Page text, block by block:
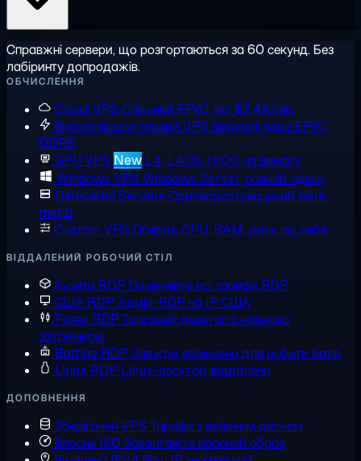
Справжні сервери, що розгортаються за 60 секунд. Без
лабіринту допродажів.
ОБЧИСЛЕННЯ
Cloud VPS Спільний EPYC, від $2,48/міс
Високопродуктивний VPS Виділені ядра EPYC,
DDR5
GPU VPS New L4, L40S, H100 на вимогу
Windows VPS Windows Server, повний адмін
Dedicated Servers Однокористувацький bare
metal
Custom VPS Оберіть CPU, RAM, диск під себе
ВІДДАЛЕНИЙ РОБОЧИЙ СТІЛ
Купити RDP Порівняйте всі тарифи RDP
США RDP Адмін-RDP на IP США
Forex RDP Торговий десктоп з низькою
затримкою
Botting RDP Завжди увімкнено для роботи ботів
Linux RDP Linux-десктоп, віддалено
ДОПОВНЕННЯ
Зберігання VPS Тарифи з великим диском
Власне ISO Завантажте власний образ